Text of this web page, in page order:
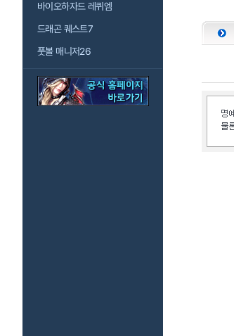
바이오하자드 레퀴엠
드래곤 퀘스트7
풋볼 매니저26